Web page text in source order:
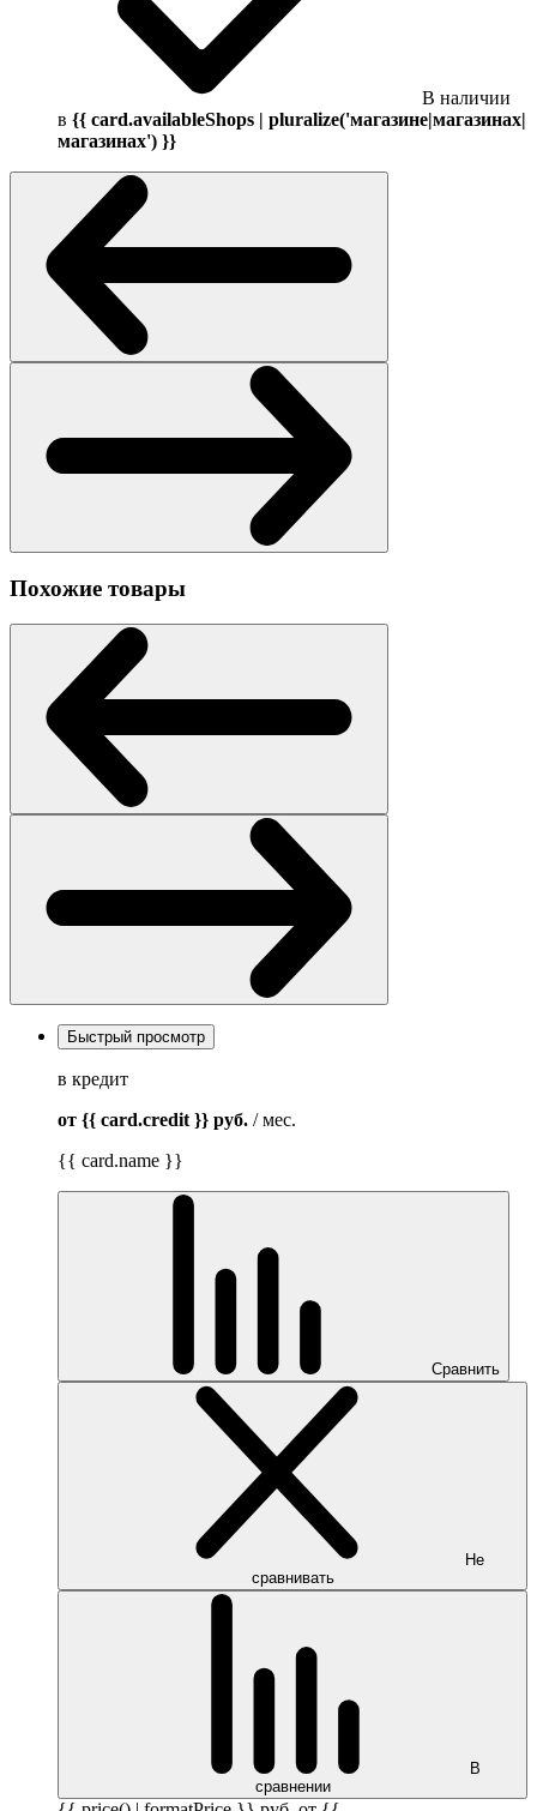
В наличии
в {{ card.availableShops | pluralize('магазине|магазинах|
магазинах') }}
Похожие товары
Быстрый просмотр
в кредит
от {{ card.credit }} руб. / мес.
{{ card.name }}
Сравнить
Не
сравнивать
В
сравнении